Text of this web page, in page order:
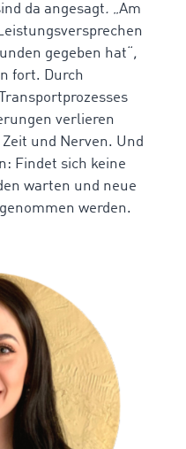
da angesagt. „Am
gegeben hat“ ,
fort. Durch
verlieren
und Nerven. Und
Findet sich keine
warten und neue
werden.